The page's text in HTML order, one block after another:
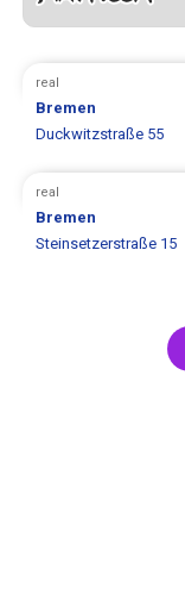
real
Bremen
Duckwitzstraße 55
real
Bremen
Steinsetzerstraße 15